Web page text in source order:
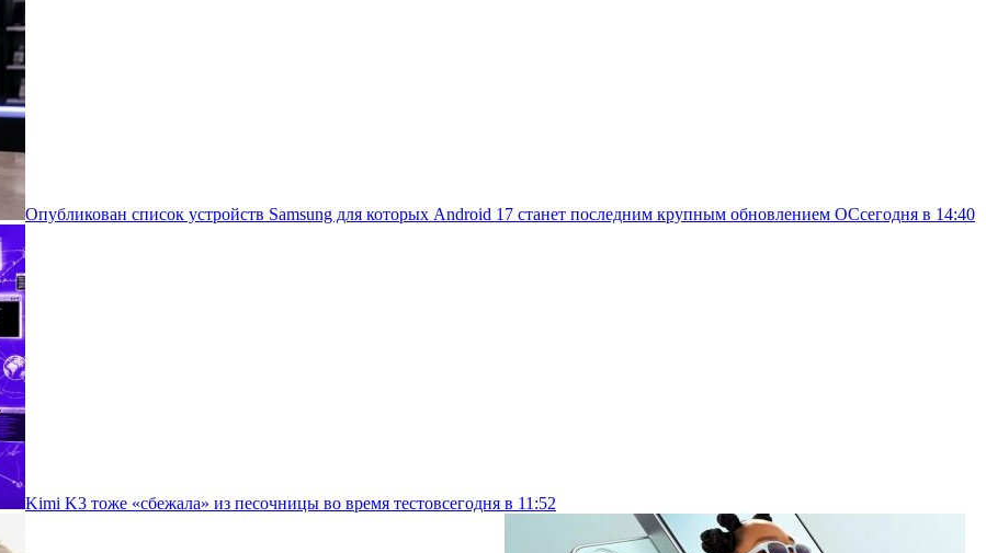
Опубликован список устройств Samsung для которых Android 17 станет последним крупным обновлением ОСсегодня в 14:40
Kimi K3 тоже «сбежала» из песочницы во время тестовсегодня в 11:52